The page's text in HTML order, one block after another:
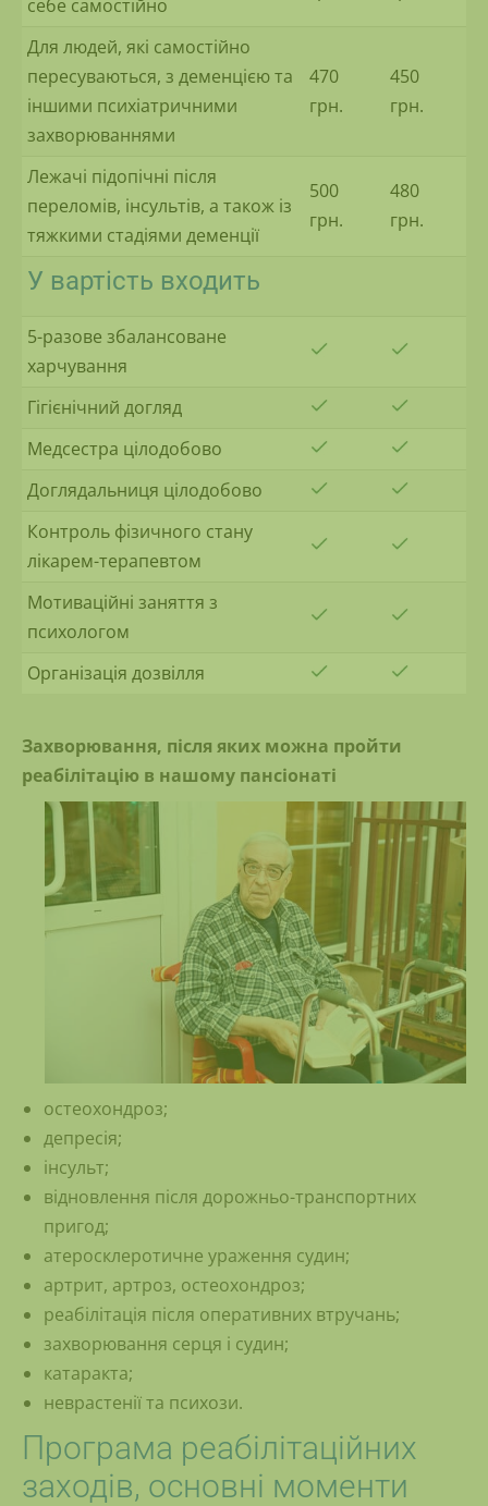
себе самостійно
Для людей, які самостійно
пересуваються, з деменцією та
іншими психіатричними
захворюваннями
470
грн.
450
грн.
Лежачі підопічні після
переломів, інсультів, а також із
тяжкими стадіями деменції
500
грн.
480
грн.
У вартість входить
5-разове збалансоване
харчування
Гігієнічний догляд
Медсестра цілодобово
Доглядальниця цілодобово
Контроль фізичного стану
лікарем-терапевтом
Мотиваційні заняття з
психологом
Організація дозвілля
Захворювання, після яких можна пройти
реабілітацію в нашому пансіонаті
остеохондроз;
депресія;
інсульт;
відновлення після дорожньо-транспортних
пригод;
атеросклеротичне ураження судин;
артрит, артроз, остеохондроз;
реабілітація після оперативних втручань;
захворювання серця і судин;
катаракта;
неврастенії та психози.
Програма реабілітаційних
заходів, основні моменти